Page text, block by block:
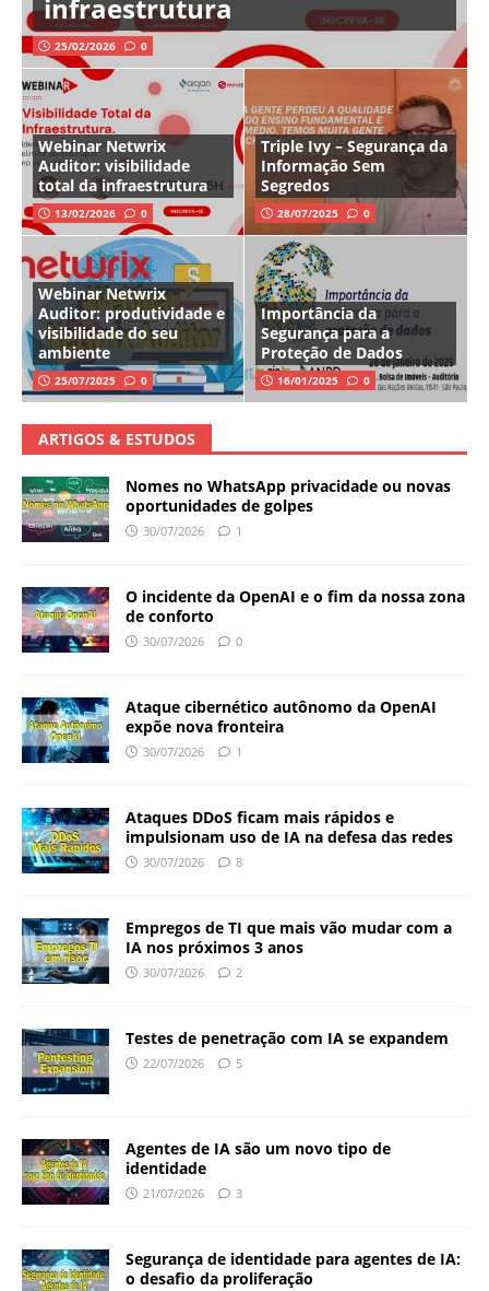
infraestrutura
25/02/2026 0
Webinar Netwrix
Auditor: visibilidade
total da infraestrutura
13/02/2026 0
Triple Ivy – Segurança da
Informação Sem
Segredos
28/07/2025 0
Webinar Netwrix
Auditor: produtividade e
visibilidade do seu
ambiente
25/07/2025 0
Importância da
Segurança para a
Proteção de Dados
16/01/2025 0
ARTIGOS & ESTUDOS
Nomes no WhatsApp privacidade ou novas
oportunidades de golpes
30/07/2026 1
O incidente da OpenAI e o fim da nossa zona
de conforto
30/07/2026 0
Ataque cibernético autônomo da OpenAI
expõe nova fronteira
30/07/2026 1
Ataques DDoS ficam mais rápidos e
impulsionam uso de IA na defesa das redes
30/07/2026 8
Empregos de TI que mais vão mudar com a
IA nos próximos 3 anos
30/07/2026 2
Testes de penetração com IA se expandem
22/07/2026 5
Agentes de IA são um novo tipo de
identidade
21/07/2026 3
Segurança de identidade para agentes de IA:
o desafio da proliferação